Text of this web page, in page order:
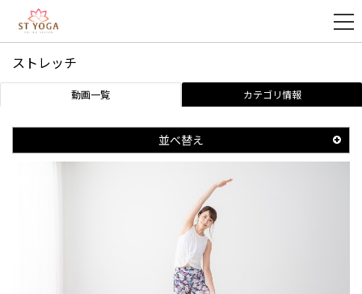
新
ストレッチ
動画一覧 カテゴリ情報
並べ替え